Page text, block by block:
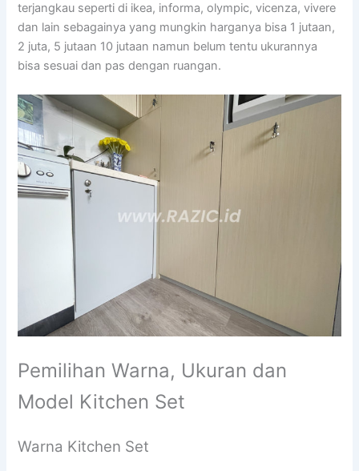
terjangkau seperti di ikea, informa, olympic, vicenza, vivere
dan lain sebagainya yang mungkin harganya bisa 1 jutaan,
2 juta, 5 jutaan 10 jutaan namun belum tentu ukurannya
bisa sesuai dan pas dengan ruangan.
Pemilihan Warna, Ukuran dan
Model Kitchen Set
Warna Kitchen Set